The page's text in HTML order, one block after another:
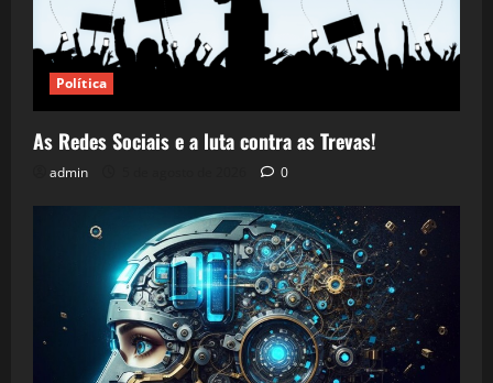
Política
As Redes Sociais e a luta contra as Trevas!
admin 0